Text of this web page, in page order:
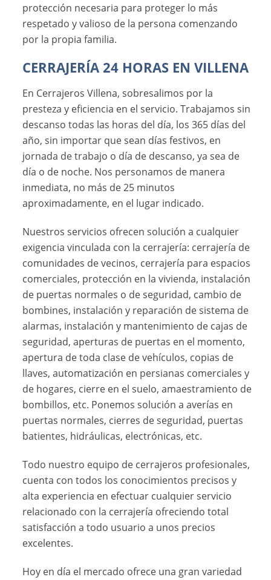
protección necesaria para proteger lo más
respetado y valioso de la persona comenzando
por la propia familia.
CERRAJERÍA 24 HORAS EN VILLENA
En Cerrajeros Villena, sobresalimos por la
presteza y eficiencia en el servicio. Trabajamos sin
descanso todas las horas del día, los 365 días del
año, sin importar que sean días festivos, en
jornada de trabajo o día de descanso, ya sea de
día o de noche. Nos personamos de manera
inmediata, no más de 25 minutos
aproximadamente, en el lugar indicado.
Nuestros servicios ofrecen solución a cualquier
exigencia vinculada con la cerrajería: cerrajería de
comunidades de vecinos, cerrajería para espacios
comerciales, protección en la vivienda, instalación
de puertas normales o de seguridad, cambio de
bombines, instalación y reparación de sistema de
alarmas, instalación y mantenimiento de cajas de
seguridad, aperturas de puertas en el momento,
apertura de toda clase de vehículos, copias de
llaves, automatización en persianas comerciales y
de hogares, cierre en el suelo, amaestramiento de
bombillos, etc. Ponemos solución a averías en
puertas normales, cierres de seguridad, puertas
batientes, hidráulicas, electrónicas, etc.
Todo nuestro equipo de cerrajeros profesionales,
cuenta con todos los conocimientos precisos y
alta experiencia en efectuar cualquier servicio
relacionado con la cerrajería ofreciendo total
satisfacción a todo usuario a unos precios
excelentes.
Hoy en día el mercado ofrece una gran variedad